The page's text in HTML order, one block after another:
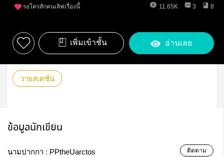
รอใครสักคนเลิฟเรื่องนี้ 11.65K 3 8
เพิ่มเข้าชั้น อ่านเลย
วายสเตชั่น
ข้อมูลนักเขียน
นามปากกา : PPtheUarctos ติดตาม